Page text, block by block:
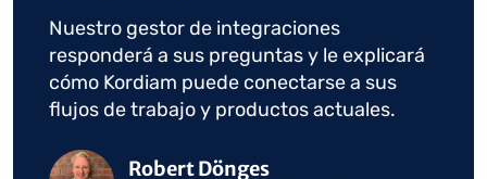
Nuestro gestor de integraciones
responderá a sus preguntas y le explicará
cómo Kordiam puede conectarse a sus
flujos de trabajo y productos actuales.
Imagen Robert Dönges